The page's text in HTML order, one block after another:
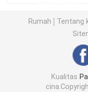
Perlengkapan
Sepatu Taktis
Rompi Taktis
Rumah Tentang
Kualitas